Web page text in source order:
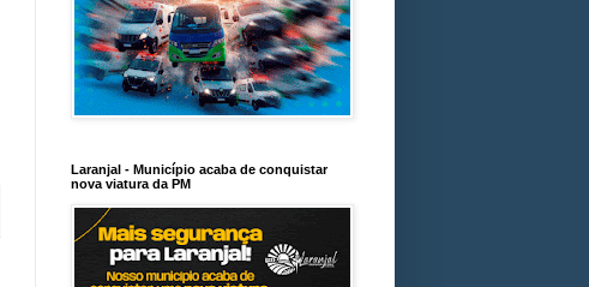
Laranjal - Município acaba de conquistar
nova viatura da PM